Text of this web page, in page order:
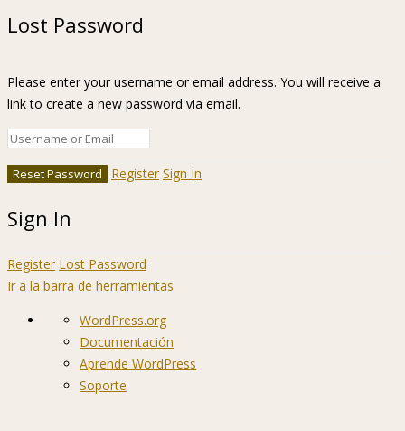
Lost Password
Please enter your username or email address. You will receive a
link to create a new password via email.
Register Sign In
Sign In
Register Lost Password
Ir a la barra de herramientas
Acerca
WordPress
WordPress.org
Documentación
Aprende WordPress
Soporte